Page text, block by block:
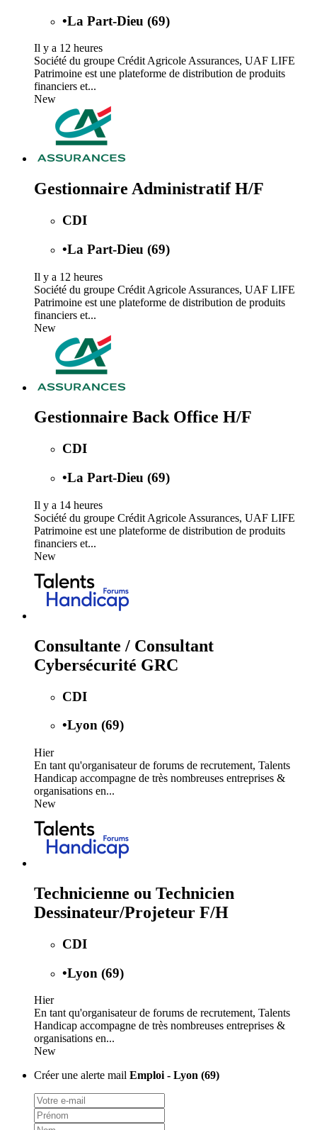
•La Part-Dieu (69)
Il y a 12 heures
Société du groupe Crédit Agricole Assurances, UAF LIFE
Patrimoine est une plateforme de distribution de produits
financiers et...
New
Gestionnaire Administratif H/F
CDI
•La Part-Dieu (69)
Il y a 12 heures
Société du groupe Crédit Agricole Assurances, UAF LIFE
Patrimoine est une plateforme de distribution de produits
financiers et...
New
Gestionnaire Back Office H/F
CDI
•La Part-Dieu (69)
Il y a 14 heures
Société du groupe Crédit Agricole Assurances, UAF LIFE
Patrimoine est une plateforme de distribution de produits
financiers et...
New
Consultante / Consultant
Cybersécurité GRC
CDI
•Lyon (69)
Hier
En tant qu'organisateur de forums de recrutement, Talents
Handicap accompagne de très nombreuses entreprises &
organisations en...
New
Technicienne ou Technicien
Dessinateur/Projeteur F/H
CDI
•Lyon (69)
Hier
En tant qu'organisateur de forums de recrutement, Talents
Handicap accompagne de très nombreuses entreprises &
organisations en...
New
Créer une alerte mail Emploi - Lyon (69)